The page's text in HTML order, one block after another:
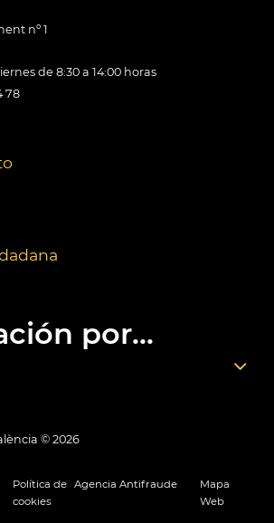
nº 1
de 8:30 a 14:00 horas
78
por...
© 2026
Política de
cookies
Agencia Antifraude
Mapa
Web